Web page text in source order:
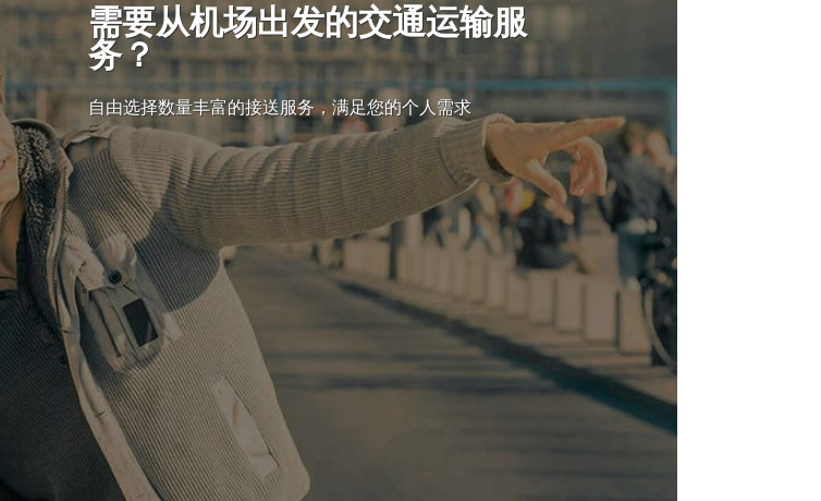
需要从机场出发的交通运输服
务？
自由选择数量丰富的接送服务，满足您的个人需求